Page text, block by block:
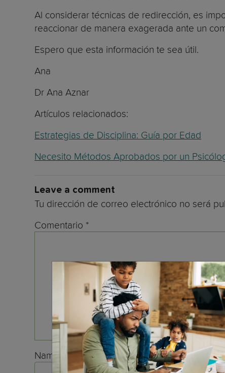
Al considerar técnicas de redirección, es
reaccionar de manera exagerada ante un
Espero que esta información te sea útil.
Ana
Dr Ana Aznar
Artículos relacionados:
Estrategias de Disciplina: Guía por Edad
Necesito Métodos Aprobados por un
Leave a comment
Tu dirección de correo electrónico no será
Comentario *
Name